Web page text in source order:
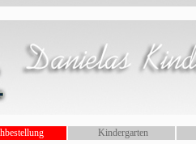
Kindergarten